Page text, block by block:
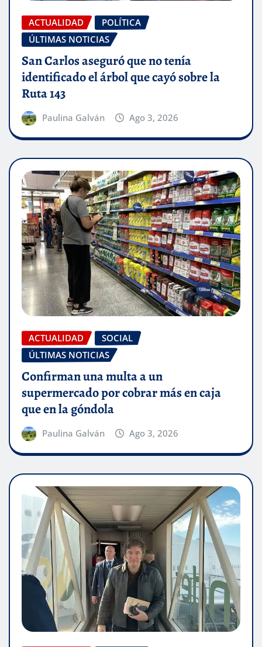
ACTUALIDAD
POLÍTICA
ÚLTIMAS NOTICIAS
San Carlos aseguró que no tenía
identificado el árbol que cayó sobre la
Ruta 143
Paulina Galván Ago 3, 2026
ACTUALIDAD
SOCIAL
ÚLTIMAS NOTICIAS
Confirman una multa a un
supermercado por cobrar más en caja
que en la góndola
Paulina Galván Ago 3, 2026